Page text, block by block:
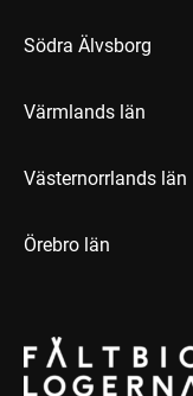
Södra Älvsborg
Värmlands län
Västernorrlands län
Örebro län